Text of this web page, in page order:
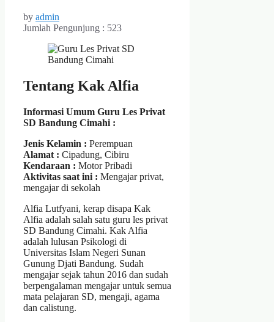
by admin
Jumlah Pengunjung : 523
Tentang Kak Alfia
Informasi Umum Guru Les Privat
SD Bandung Cimahi :
Jenis Kelamin : Perempuan
Alamat : Cipadung, Cibiru
Kendaraan : Motor Pribadi
Aktivitas saat ini : Mengajar privat,
mengajar di sekolah
Alfia Lutfyani, kerap disapa Kak
Alfia adalah salah satu guru les privat
SD Bandung Cimahi. Kak Alfia
adalah lulusan Psikologi di
Universitas Islam Negeri Sunan
Gunung Djati Bandung. Sudah
mengajar sejak tahun 2016 dan sudah
berpengalaman mengajar untuk semua
mata pelajaran SD, mengaji, agama
dan calistung.